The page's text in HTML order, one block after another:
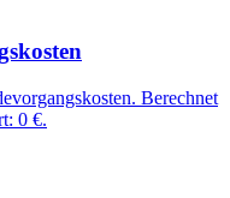
Berechnet
0 €.